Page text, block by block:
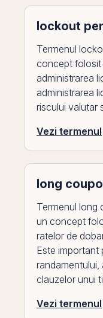
lockout
Termenul
concept folosit
administrarea
administrarea
riscului valutar
Vezi termenul
long
Termenul long
un concept
ratelor de
Este important
randamentului,
clauzelor unui
Vezi termenul